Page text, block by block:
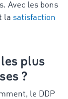
Avec les bons
la satisfaction
plus
?
le DDP